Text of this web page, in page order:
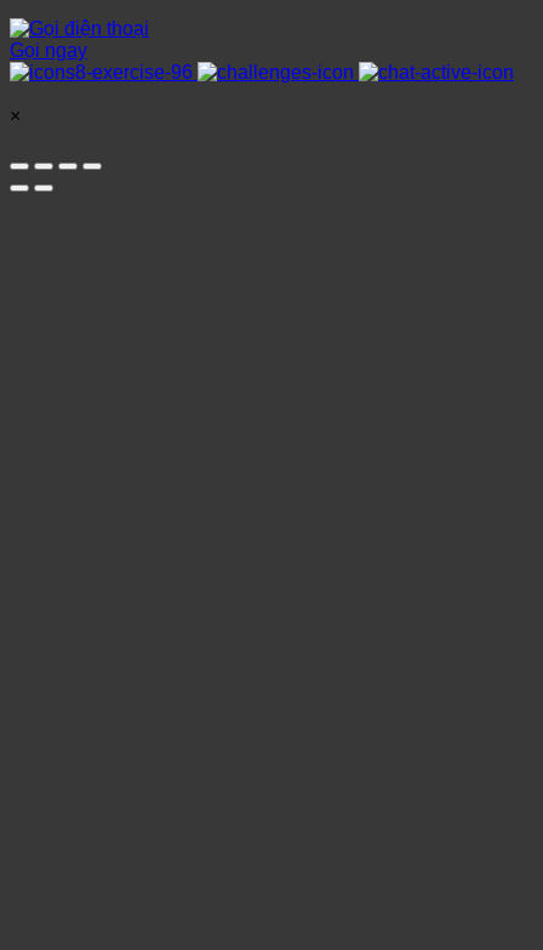
Gọi ngay
×